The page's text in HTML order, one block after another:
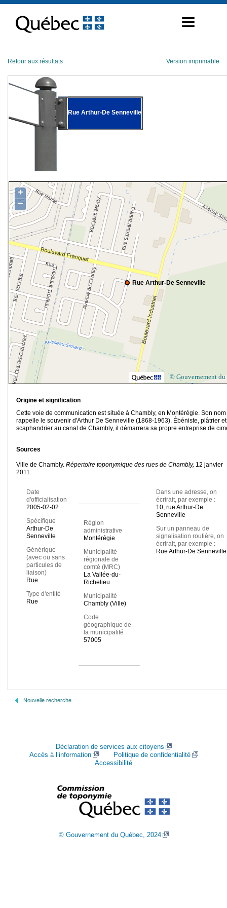
contenu
Retour aux résultats Version imprimable
Rue Arthur-De Senneville
Rue Arthur-De Senneville
+
−
© Gouvernement du
Origine et signification
Cette voie de communication est située à Chambly, en Montérégie. Son nom
rappelle le souvenir d'Arthur De Senneville (1868-1963). Ébéniste, plâtrier et
scaphandrier au canal de Chambly, il démarrera sa propre entreprise de
Sources
Ville de Chambly. Répertoire toponymique des rues de Chambly, 12 janvier
2011.
Date
d'officialisation
2005-02-02
Spécifique
Arthur-De
Senneville
Générique
(avec ou sans
particules de
liaison)
Rue
Type d'entité
Rue
Région
administrative
Montérégie
Municipalité
régionale de
comté (MRC)
La Vallée-du-
Richelieu
Municipalité
Chambly (Ville)
Code
géographique de
la municipalité
57005
Dans une adresse, on
écrirait, par exemple :
10, rue Arthur-De
Senneville
Sur un panneau de
signalisation routière, on
écrirait, par exemple :
Rue Arthur-De Senneville
Nouvelle recherche
Déclaration de services aux citoyens
Accès à l’information
Politique de confidentialité
Accessibilité
© Gouvernement du Québec, 2024